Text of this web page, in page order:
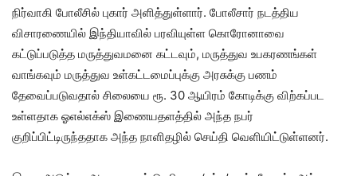
நிர்வாகி போலீசில் புகார் அளித்துள்ளார். போலீசார் நடத்திய
விசாரணையில் இந்தியாவில் பரவியுள்ள கொரோனாவை
கட்டுப்படுத்த மருத்துவமனை கட்டவும், மருத்துவ உபகரணங்கள்
வாங்கவும் மருத்துவ உள்கட்டமைப்புக்கு அரசுக்கு பணம்
தேவைப்படுவதால் சிலையை ரூ. 30 ஆயிரம் கோடிக்கு விற்கப்பட
உள்ளதாக ஓஎல்எக்ஸ் இணையதளத்தில் அந்த நபர்
குறிப்பிட்டிருந்ததாக அந்த நாளிதழில் செய்தி வெளியிட்டுள்ளனர்.